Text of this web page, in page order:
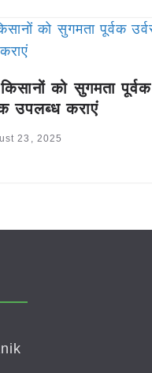
को सुगमता पूर्वक
उपलब्ध कराएं
23, 2025